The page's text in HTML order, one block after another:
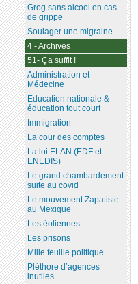
Grog sans alcool en cas
de grippe
Soulager une migraine
4 - Archives
51- Ça suffit !
Administration et
Médecine
Education nationale &
éducation tout court
Immigration
La cour des comptes
La loi ELAN (EDF et
ENEDIS)
Le grand chambardement
suite au covid
Le mouvement Zapatiste
au Mexique
Les éoliennes
Les prisons
Mille feuille politique
Pléthore d’agences
inutiles